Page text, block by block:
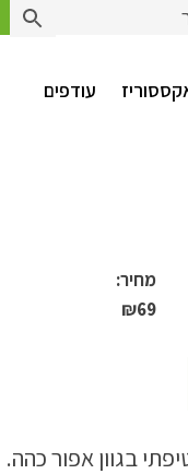
עודפים
מחיר:
₪69
בגוון אפור כהה.